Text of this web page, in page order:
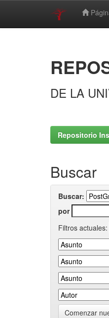
DE LA
Repositorio
Buscar
Buscar:
por
Filtros actuales:
Comenzar